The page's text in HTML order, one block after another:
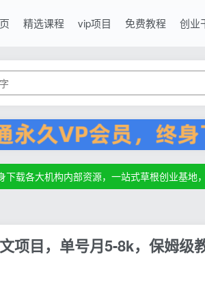
精选课程 vip项目 免费教程 创业
下载各大机构内部资源，一站式草根创业基地
下载各大机构内部资源，一站式草根创业基地
下载各大机构内部资源，一站式草根创业基地
项目，单号月5-8k，保姆级